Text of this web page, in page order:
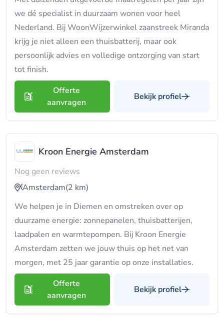
we dé specialist in duurzaam wonen voor heel
Nederland. Bij WoonWijzerwinkel zaanstreek Miranda
krijg je niet alleen een thuisbatterij, maar ook
persoonlijk advies en volledige ontzorging van start
tot finish.
Offerte
aanvragen
Bekijk profiel
Kroon Energie Amsterdam
Nog geen reviews
Amsterdam(2 km)
We helpen je in Diemen en omstreken over op
duurzame energie: zonnepanelen, thuisbatterijen,
laadpalen en warmtepompen. Bij Kroon Energie
Amsterdam zetten we jouw thuis op het net van
morgen, met 25 jaar garantie op onze installaties.
Offerte
aanvragen
Bekijk profiel